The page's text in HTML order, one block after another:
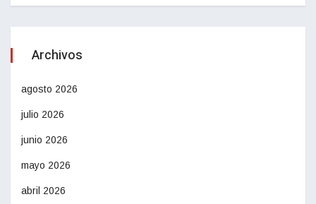
Archivos
agosto 2026
julio 2026
junio 2026
mayo 2026
abril 2026